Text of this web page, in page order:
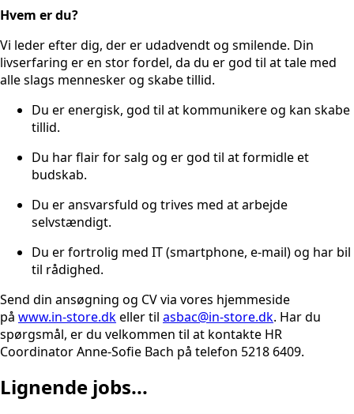
Hvem er du?
Vi leder efter dig, der er udadvendt og smilende. Din
livserfaring er en stor fordel, da du er god til at tale med
alle slags mennesker og skabe tillid.
Du er energisk, god til at kommunikere og kan skabe
tillid.
Du har flair for salg og er god til at formidle et
budskab.
Du er ansvarsfuld og trives med at arbejde
selvstændigt.
Du er fortrolig med IT (smartphone, e-mail) og har bil
til rådighed.
Send din ansøgning og CV via vores hjemmeside
på www.in-store.dkeller til asbac@in-store.dk. Har du
spørgsmål, er du velkommen til at kontakte HR
Coordinator Anne-Sofie Bach på telefon 5218 6409.
Lignende jobs...